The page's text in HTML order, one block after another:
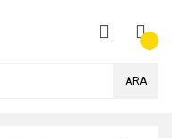
ARA